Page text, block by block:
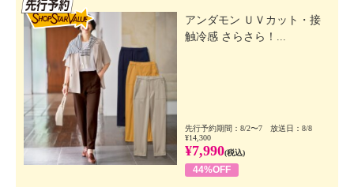
アンダモン ＵＶカット・接
触冷感 さらさら！...
先行予約期間：8/2〜7 放送日：8/8
¥14,300
¥7,990(税込)
44%OFF